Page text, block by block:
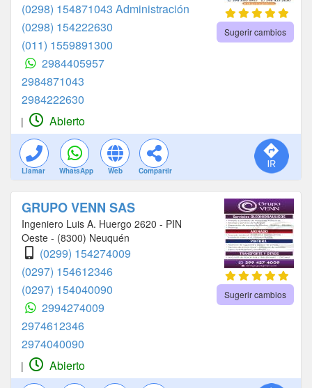
(0298) 154871043 Administración
(0298) 154222630
(011) 1559891300
2984405957
2984871043
2984222630
Sugerir cambios
| Abierto
Llamar WhatsApp Web Compartir
GRUPO VENN SAS
Ingeniero Luis A. Huergo 2620 - PIN
Oeste - (8300) Neuquén
(0299) 154274009
(0297) 154612346
(0297) 154040090
2994274009
2974612346
2974040090
Sugerir cambios
| Abierto